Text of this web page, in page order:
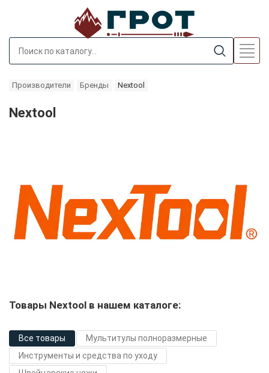
Производители Бренды Nextool
Nextool
Товары Nextool в нашем каталоге:
Все товары
Мультитулы полноразмерные
Инструменты и средства по уходу